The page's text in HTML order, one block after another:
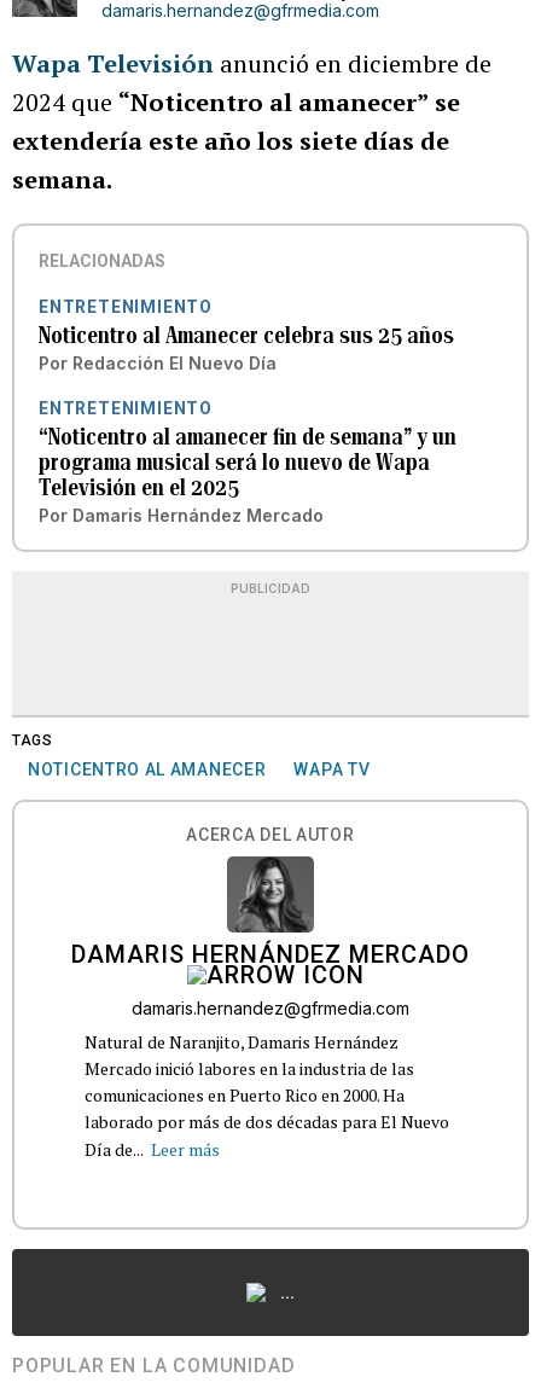
damaris.hernandez@gfrmedia.com
Wapa Televisión anunció en diciembre de
2024 que “Noticentro al amanecer” se
extendería este año los siete días de
semana.
RELACIONADAS
ENTRETENIMIENTO
Noticentro al Amanecer celebra sus 25 años
Por Redacción El Nuevo Día
ENTRETENIMIENTO
“Noticentro al amanecer fin de semana” y un
programa musical será lo nuevo de Wapa
Televisión en el 2025
Por Damaris Hernández Mercado
PUBLICIDAD
TAGS
NOTICENTRO AL AMANECER WAPA TV
ACERCA DEL AUTOR
DAMARIS HERNÁNDEZ MERCADO
damaris.hernandez@gfrmedia.com
Natural de Naranjito, Damaris Hernández
Mercado inició labores en la industria de las
comunicaciones en Puerto Rico en 2000. Ha
laborado por más de dos décadas para El Nuevo
Día de... Leer más
...
POPULAR EN LA COMUNIDAD